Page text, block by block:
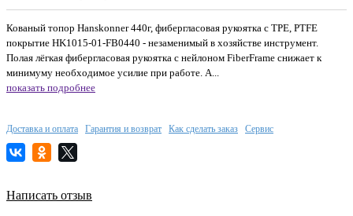
Кованый топор Hanskonner 440г, фибергласовая рукоятка с TPE, PTFE
покрытие HK1015-01-FB0440 - незаменимый в хозяйстве инструмент.
Полая лёгкая фибергласовая рукоятка с нейлоном FiberFrame снижает к
минимуму необходимое усилие при работе. А...
показать подробнее
Доставка и оплата Гарантия и возврат Как сделать заказ Сервис
Написать отзыв